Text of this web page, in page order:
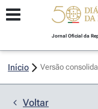
Jornal Oficial da
Início Versão
Voltar